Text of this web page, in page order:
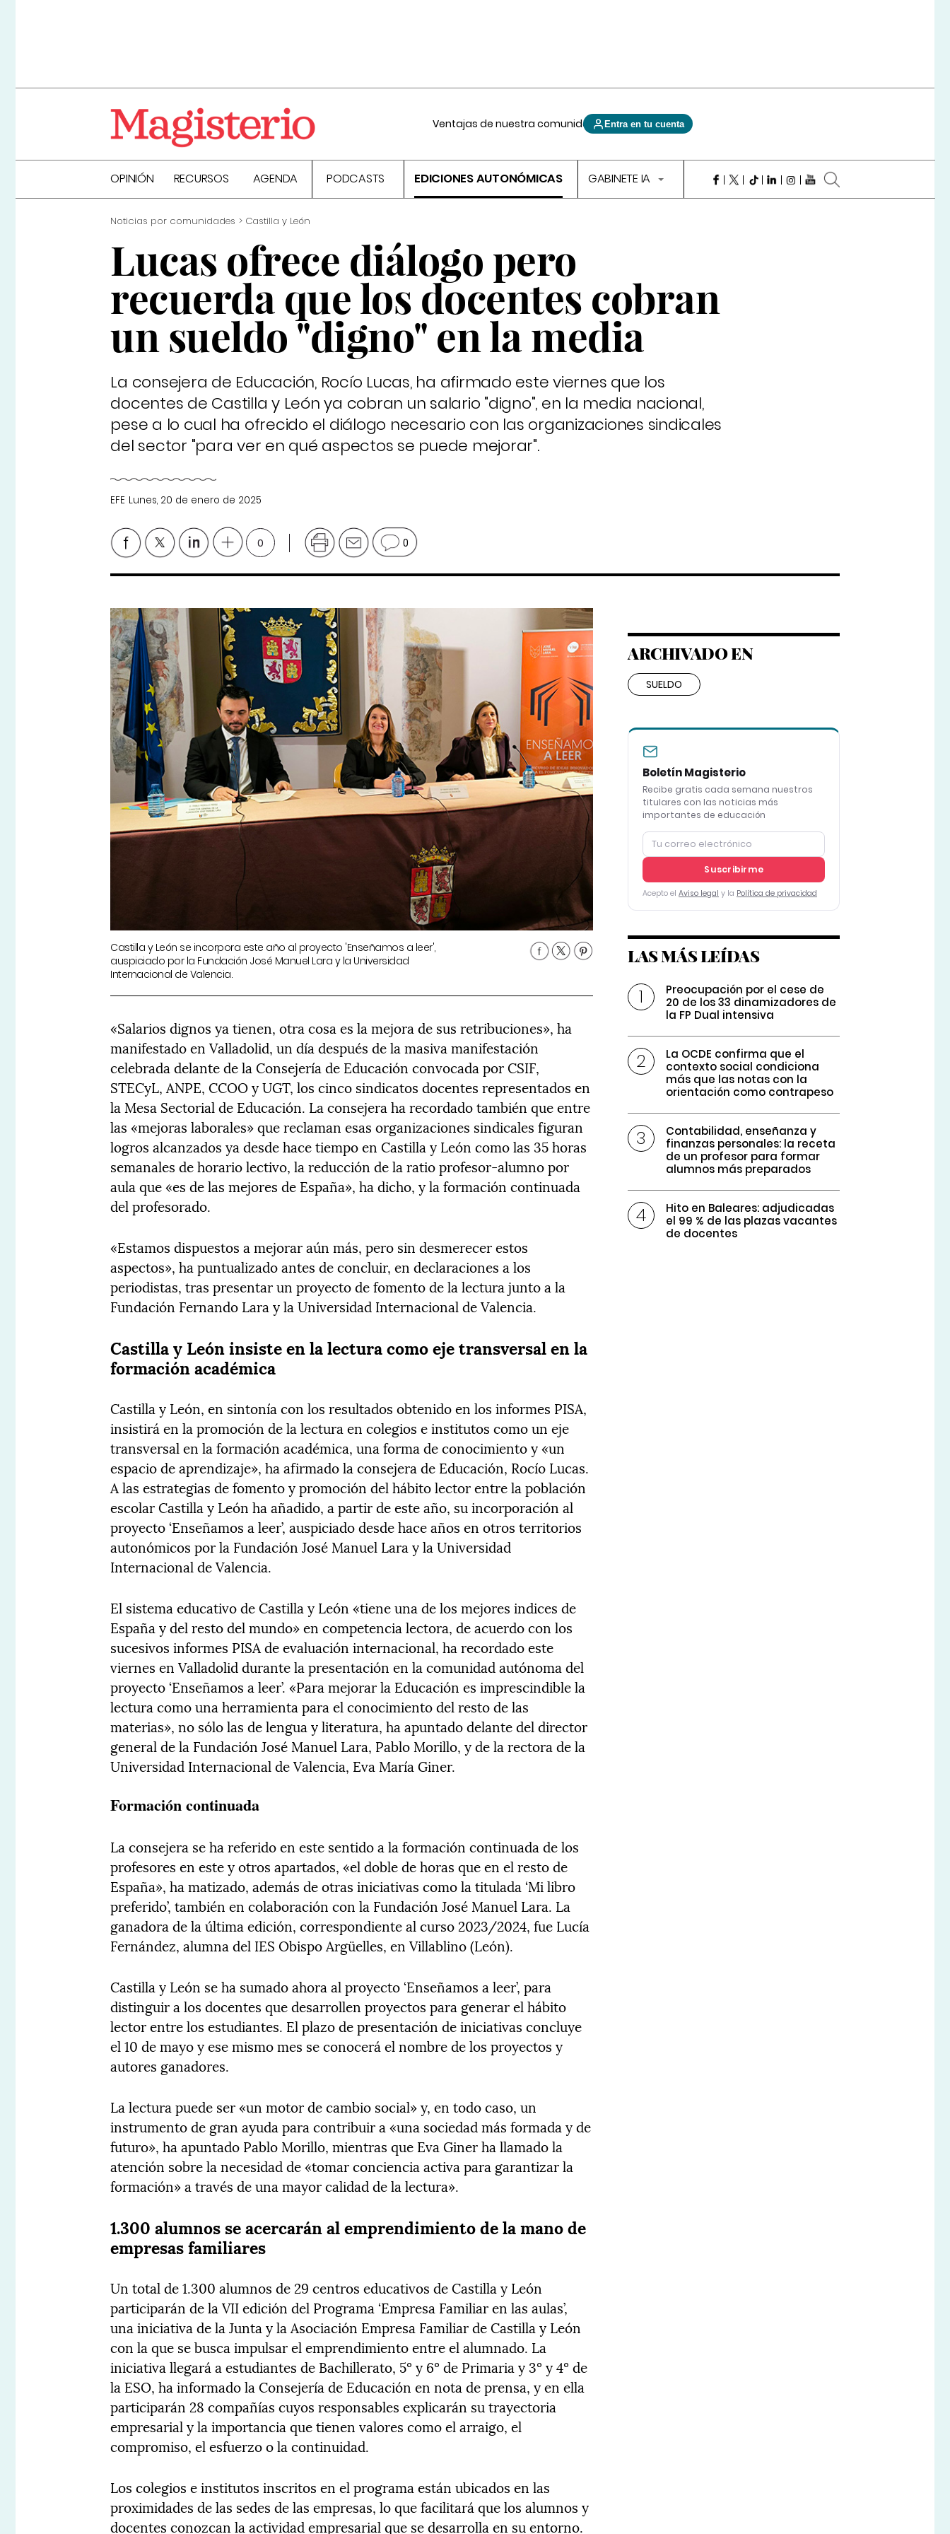
Ventajas de nuestra comunidad Entra en tu cuenta
OPINIÓN RECURSOS AGENDA PODCASTS EDICIONES AUTONÓMICAS GABINETE IA
Noticias por comunidades Castilla y León
Lucas ofrece diálogo pero
recuerda que los docentes cobran
un sueldo "digno" en la media
La consejera de Educación, Rocío Lucas, ha afirmado este viernes que los
docentes de Castilla y León ya cobran un salario "digno", en la media nacional,
pese a lo cual ha ofrecido el diálogo necesario con las organizaciones sindicales
del sector "para ver en qué aspectos se puede mejorar".
EFE Lunes, 20 de enero de 2025
0 0
Castilla y León se incorpora este año al proyecto 'Enseñamos a leer',
auspiciado por la Fundación José Manuel Lara y la Universidad
Internacional de Valencia.
«Salarios dignos ya tienen, otra cosa es la mejora de sus retribuciones», ha
manifestado en Valladolid, un día después de la masiva manifestación
celebrada delante de la Consejería de Educación convocada por CSIF,
STECyL, ANPE, CCOO y UGT, los cinco sindicatos docentes representados en
la Mesa Sectorial de Educación. La consejera ha recordado también que entre
las «mejoras laborales» que reclaman esas organizaciones sindicales figuran
logros alcanzados ya desde hace tiempo en Castilla y León como las 35 horas
semanales de horario lectivo, la reducción de la ratio profesor-alumno por
aula que «es de las mejores de España», ha dicho, y la formación continuada
del profesorado.
«Estamos dispuestos a mejorar aún más, pero sin desmerecer estos
aspectos», ha puntualizado antes de concluir, en declaraciones a los
periodistas, tras presentar un proyecto de fomento de la lectura junto a la
Fundación Fernando Lara y la Universidad Internacional de Valencia.
Castilla y León insiste en la lectura como eje transversal en la
formación académica
Castilla y León, en sintonía con los resultados obtenido en los informes PISA,
insistirá en la promoción de la lectura en colegios e institutos como un eje
transversal en la formación académica, una forma de conocimiento y «un
espacio de aprendizaje», ha afirmado la consejera de Educación, Rocío Lucas.
A las estrategias de fomento y promoción del hábito lector entre la población
escolar Castilla y León ha añadido, a partir de este año, su incorporación al
proyecto ‘Enseñamos a leer’, auspiciado desde hace años en otros territorios
autonómicos por la Fundación José Manuel Lara y la Universidad
Internacional de Valencia.
El sistema educativo de Castilla y León «tiene una de los mejores indices de
España y del resto del mundo» en competencia lectora, de acuerdo con los
sucesivos informes PISA de evaluación internacional, ha recordado este
viernes en Valladolid durante la presentación en la comunidad autónoma del
proyecto ‘Enseñamos a leer’. «Para mejorar la Educación es imprescindible la
lectura como una herramienta para el conocimiento del resto de las
materias», no sólo las de lengua y literatura, ha apuntado delante del director
general de la Fundación José Manuel Lara, Pablo Morillo, y de la rectora de la
Universidad Internacional de Valencia, Eva María Giner.
Formación continuada
La consejera se ha referido en este sentido a la formación continuada de los
profesores en este y otros apartados, «el doble de horas que en el resto de
España», ha matizado, además de otras iniciativas como la titulada ‘Mi libro
preferido’, también en colaboración con la Fundación José Manuel Lara. La
ganadora de la última edición, correspondiente al curso 2023/2024, fue Lucía
Fernández, alumna del IES Obispo Argüelles, en Villablino (León).
Castilla y León se ha sumado ahora al proyecto ‘Enseñamos a leer’, para
distinguir a los docentes que desarrollen proyectos para generar el hábito
lector entre los estudiantes. El plazo de presentación de iniciativas concluye
el 10 de mayo y ese mismo mes se conocerá el nombre de los proyectos y
autores ganadores.
La lectura puede ser «un motor de cambio social» y, en todo caso, un
instrumento de gran ayuda para contribuir a «una sociedad más formada y de
futuro», ha apuntado Pablo Morillo, mientras que Eva Giner ha llamado la
atención sobre la necesidad de «tomar conciencia activa para garantizar la
formación» a través de una mayor calidad de la lectura».
1.300 alumnos se acercarán al emprendimiento de la mano de
empresas familiares
Un total de 1.300 alumnos de 29 centros educativos de Castilla y León
participarán de la VII edición del Programa ‘Empresa Familiar en las aulas’,
una iniciativa de la Junta y la Asociación Empresa Familiar de Castilla y León
con la que se busca impulsar el emprendimiento entre el alumnado. La
iniciativa llegará a estudiantes de Bachillerato, 5º y 6º de Primaria y 3º y 4º de
la ESO, ha informado la Consejería de Educación en nota de prensa, y en ella
participarán 28 compañías cuyos responsables explicarán su trayectoria
empresarial y la importancia que tienen valores como el arraigo, el
compromiso, el esfuerzo o la continuidad.
Los colegios e institutos inscritos en el programa están ubicados en las
proximidades de las sedes de las empresas, lo que facilitará que los alumnos y
docentes conozcan la actividad empresarial que se desarrolla en su entorno.
ARCHIVADO EN
SUELDO
Boletín Magisterio
Recibe gratis cada semana nuestros
titulares con las noticias más
importantes de educación
Suscribirme
Acepto el Aviso legal y la Política de privacidad
LAS MÁS LEÍDAS
Preocupación por el cese de
20 de los 33 dinamizadores de
la FP Dual intensiva
La OCDE confirma que el
contexto social condiciona
más que las notas con la
orientación como contrapeso
Contabilidad, enseñanza y
finanzas personales: la receta
de un profesor para formar
alumnos más preparados
Hito en Baleares: adjudicadas
el 99 % de las plazas vacantes
de docentes